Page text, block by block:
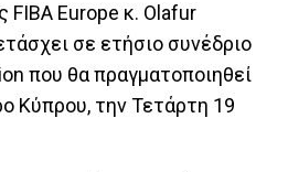
Europe κ. Olafur
σε ετήσιο συνέδριο
που θα πραγματοποιηθεί
Κύπρου, την Τετάρτη 19